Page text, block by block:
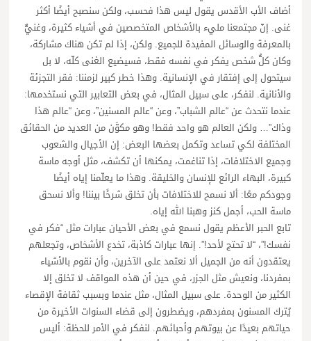
أضاف الأب الأقدس يقول ليس هذا فحسب، ولكن سنصبح أيضًا أكثر
غنى. إنّ مجتمعنا مليء بالأشخاص المتخصصين في أشياء كثيرة، وغنيٌّ
بالمعرفة والوسائل المفيدة للجميع. ولكن، إذا لم تكن هناك مشاركة،
وكان كلُّ شخص يفكر في نفسه فقط، فسيضيع الغنى كلّه، لا بل
سيتحول إلى إفتقار في الإنسانية. وهذا خطر كبير لزمننا: فقر التجزئة
والأنانية. لنفكر، على سبيل المثال، في بعض التعابير التي نستخدمها:
عندما نتحدث عن “عالم الشباب”، وعن “عالم المسنين”، وعن “عالم هذا
وذاك”… ولكن العالم هو واحد فقط! وهو مكوَّن من العديد من الحقائق
المختلفة لكي تساعد وتكمل بعضها البعض: إن الأجيال والشعوب
وجميع الاختلافات، إذا تناغمت، يمكنها أن تكشف، مثل أوجه ماسة
كبيرة، البهاء الرائع للإنسان والخليقة. وهذا ما يعلّمنا إياه أيضًا
وجودكم معًا: ألا نسمح للاختلافات بأن تخلق شرخًا بيننا! وألا نسحق
ماسة الحب، أجمل كنز وهبنا الله إياه.
تابع الحبر الأعظم يقول نسمع في بعض الأحيان عبارات مثل “فكر في
نفسك!”، “لا تحتج لأحد!”. إنها عبارات كاذبة، تخدع الأشخاص، وتجعلهم
يعتقدون أنه من الجميل ألا نعتمد على الآخرين، وأن نقوم بالأشياء
بمفردنا، ونعيش مثل الجزر، في حين أن هذه المواقف لا تخلق إلا
الكثير من الوحدة. على سبيل المثال، مثل عندما وبسبب ثقافة الإقصاء
يُترك المسنون بمفردهم، ويضطرون إلى قضاء السنوات الأخيرة من
حياتهم بعيدًا عن بيوتهم وأحبائهم. لنفكر في الأمر للحظة: أليس